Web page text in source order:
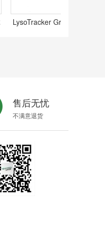
Green DND-26溶酶
售后无忧
不满意退货